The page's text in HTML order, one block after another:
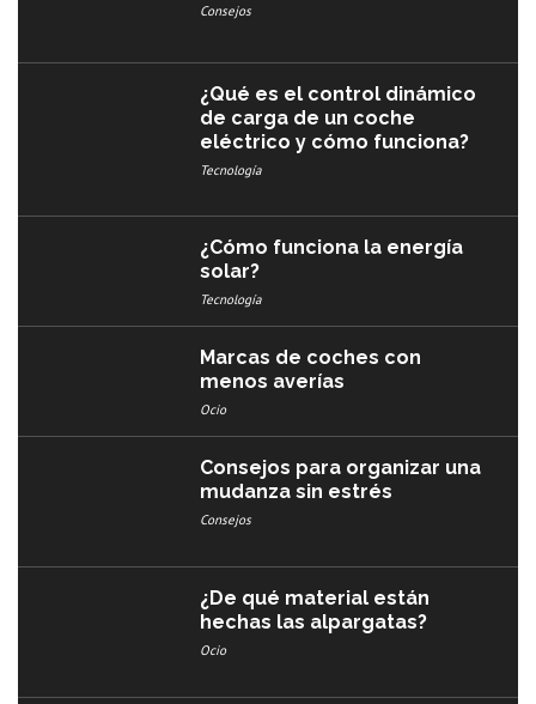
Consejos
¿Qué es el control dinámico
de carga de un coche
eléctrico y cómo funciona?
Tecnología
¿Cómo funciona la energía
solar?
Tecnología
Marcas de coches con
menos averías​
Ocio
Consejos para organizar una
mudanza sin estrés
Consejos
¿De qué material están
hechas las alpargatas?
Ocio